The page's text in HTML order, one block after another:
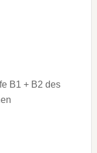
B1 + B2 des